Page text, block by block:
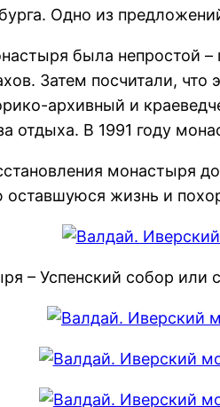
Одно из
была непростой
Затем посчитали,
архивный и
отдыха. В 1991 году
монастыря
жизнь и
– Успенский собор или